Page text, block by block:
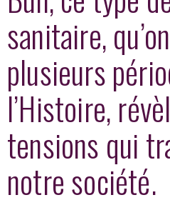
sanitaire,
plusieurs
l’Histoire,
tensions qui
notre société.